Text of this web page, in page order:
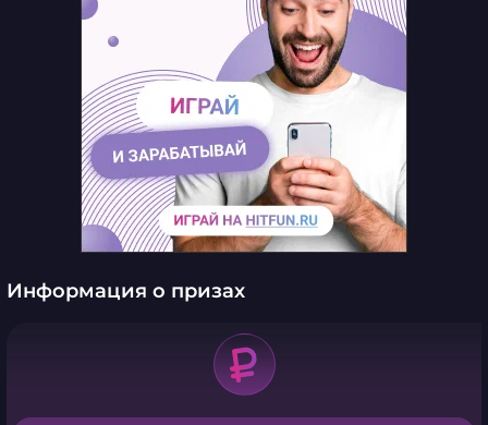
Информация о призах